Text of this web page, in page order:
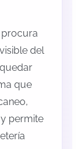
procura
del
que
permite